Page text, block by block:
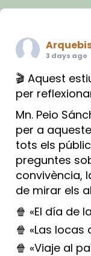
3 days ago
🎬 Aquest
per
Mn. Peio
per a
tots els
preguntes
convivència,
de mirar els
🍿 «El día de
🍿 «Las locas
🍿 «Viaje al